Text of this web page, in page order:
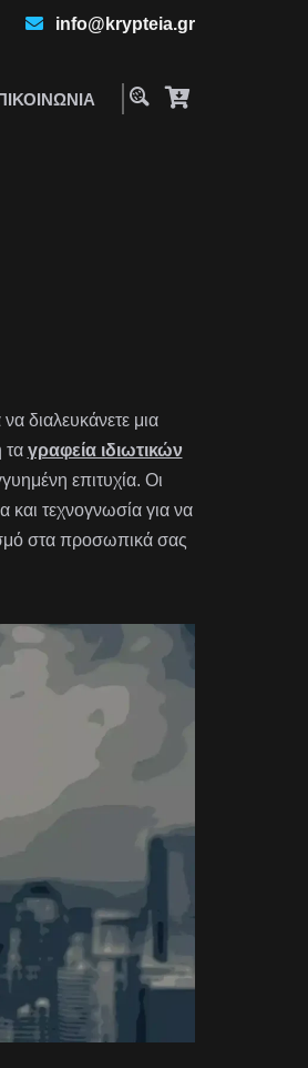
info@krypteia.gr
διαλευκάνετε μια
γραφεία ιδιωτικών
επιτυχία. Οι
και τεχνογνωσία για να
στα προσωπικά σας